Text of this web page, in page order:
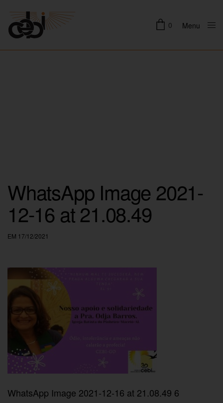
0 Menu
WhatsApp Image 2021-
12-16 at 21.08.49
EM 17/12/2021
WhatsApp Image 2021-12-16 at 21.08.49 6